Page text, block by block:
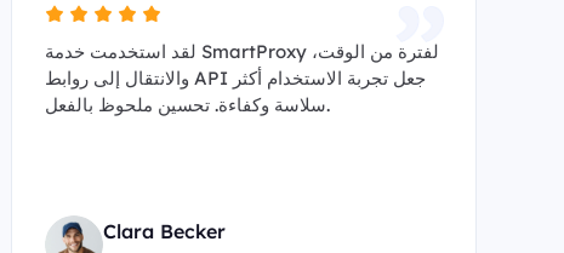
لقد استخدمت خدمة SmartProxy لفترة من الوقت،
والانتقال إلى روابط API جعل تجربة الاستخدام أكثر
سلاسة وكفاءة. تحسين ملحوظ بالفعل.
Clara Becker